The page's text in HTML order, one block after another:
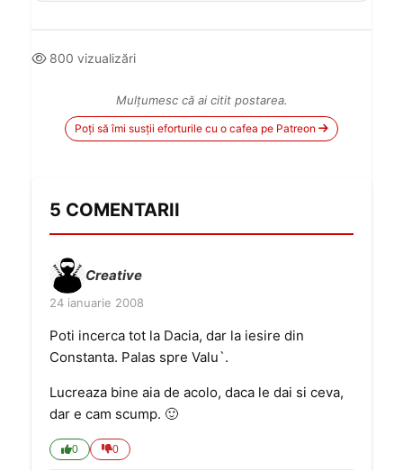
800 vizualizări
Mulțumesc că ai citit postarea.
Poți să îmi susții eforturile cu o cafea pe Patreon
5 COMENTARII
Creative
24 ianuarie 2008
Poti incerca tot la Dacia, dar la iesire din
Constanta. Palas spre Valu`.
Lucreaza bine aia de acolo, daca le dai si ceva,
dar e cam scump. 🙂
0 0